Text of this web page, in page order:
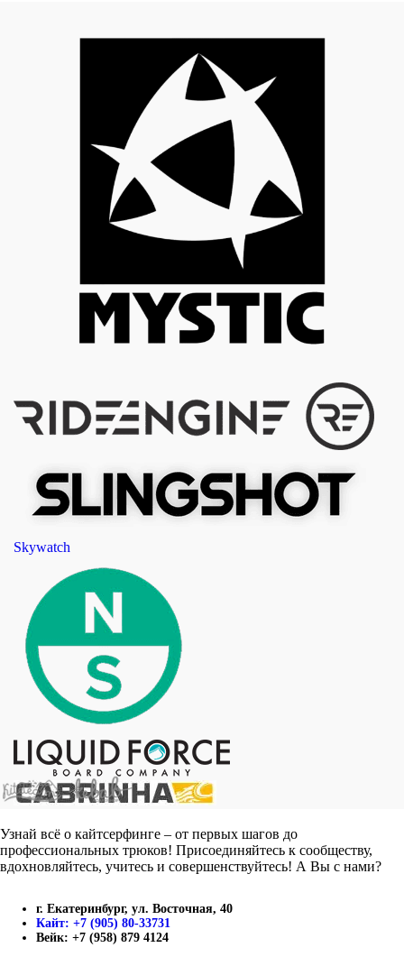
Skywatch
Узнай всё о кайтсерфинге – от первых шагов до
профессиональных трюков! Присоединяйтесь к сообществу,
вдохновляйтесь, учитесь и совершенствуйтесь! А Вы с нами?
г. Екатеринбург, ул. Восточная, 40
Кайт: +7 (905) 80-33731
Вейк: +7 (958) 879 4124